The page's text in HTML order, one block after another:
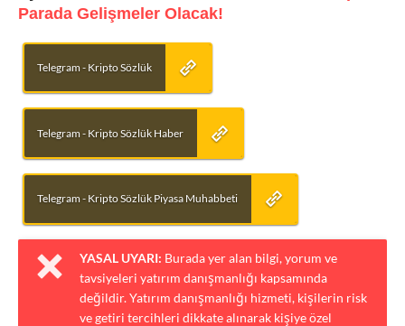
Parada Gelişmeler Olacak!
Telegram - Kripto Sözlük
Telegram - Kripto Sözlük Haber
Telegram - Kripto Sözlük Piyasa Muhabbeti
YASAL UYARI: Burada yer alan bilgi, yorum ve
tavsiyeleri yatırım danışmanlığı kapsamında
değildir. Yatırım danışmanlığı hizmeti, kişilerin risk
ve getiri tercihleri dikkate alınarak kişiye özel